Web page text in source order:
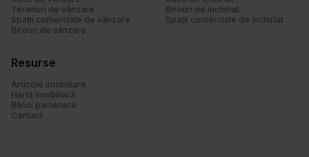
Terenuri de vânzare
Spații comerciale de vânzare
Birouri de vânzare
Birouri de închiriat
Spații comerciale de închiriat
Resurse
Articole imobiliare
Hartă imobiliară
Bănci partenere
Contact